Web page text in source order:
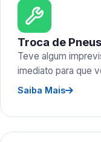
Troca de Pneus
Teve algum
imediato para que
Saiba Mais